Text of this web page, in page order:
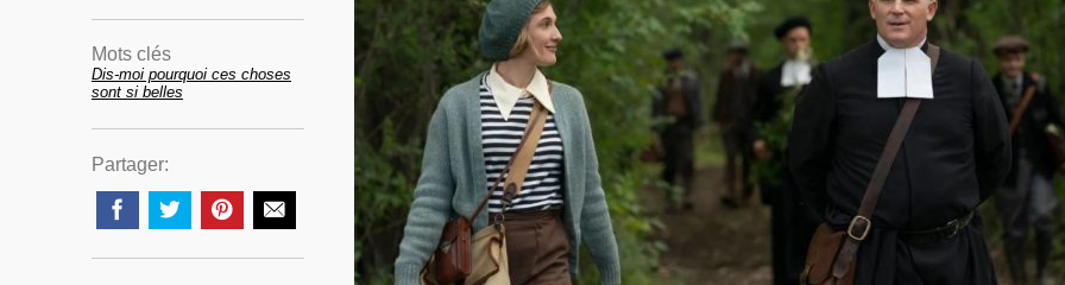
Mots clés
Dis-moi pourquoi ces choses
sont si belles
Partager: